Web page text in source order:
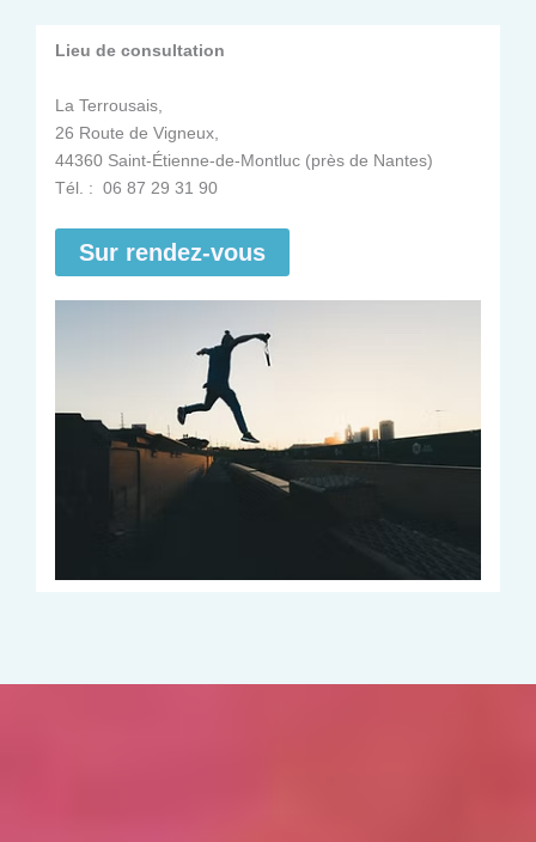
Lieu de consultation
La Terrousais,
26 Route de Vigneux,
44360 Saint-Étienne-de-Montluc (près de Nantes)
Tél. : 06 87 29 31 90
Sur rendez-vous